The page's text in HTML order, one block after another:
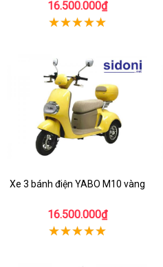
16.500.000₫
Xe 3 bánh điện YABO M10 vàng
16.500.000₫